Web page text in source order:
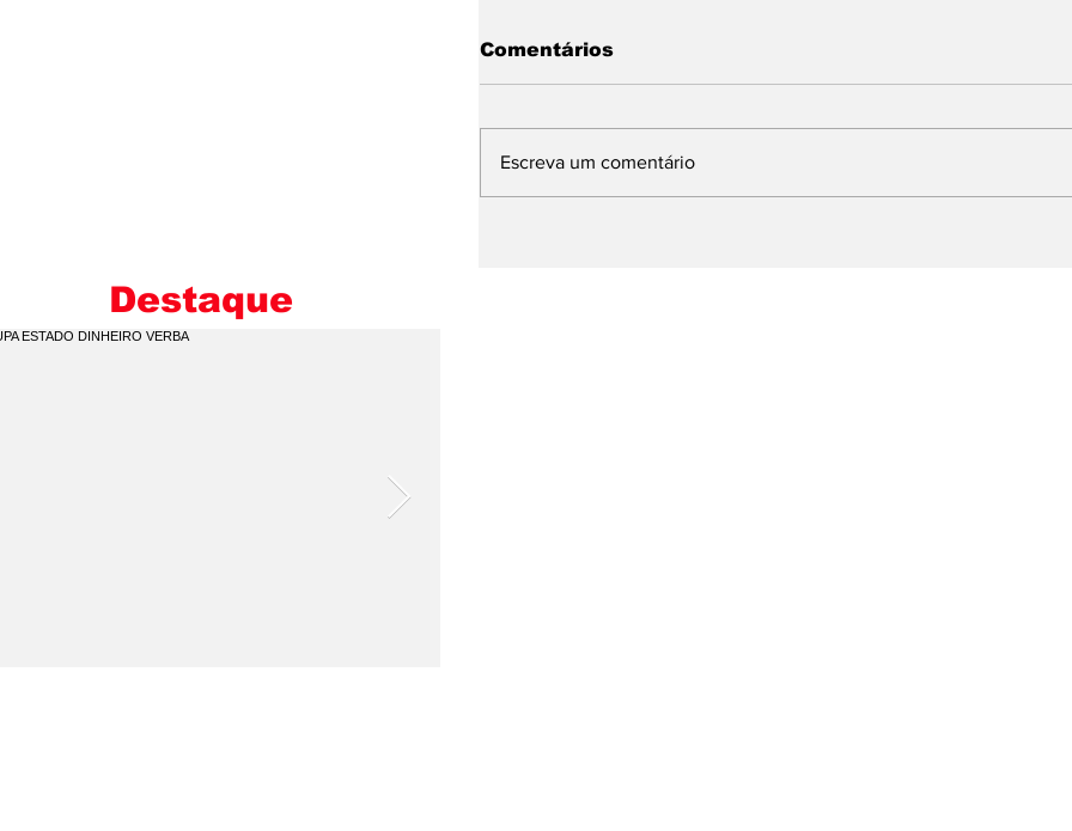
Comentários
Escreva um comentário
Destaque